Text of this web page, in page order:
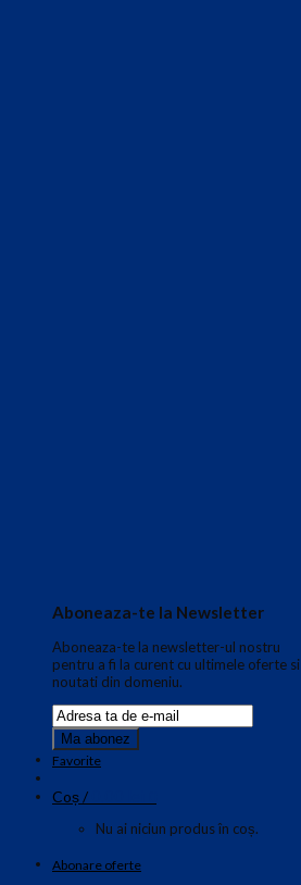
Aboneaza-te la Newsletter
Aboneaza-te la newsletter-ul nostru
pentru a fi la curent cu ultimele oferte si
noutati din domeniu.
Favorite
Coș /
Nu ai niciun produs în coș.
Abonare oferte